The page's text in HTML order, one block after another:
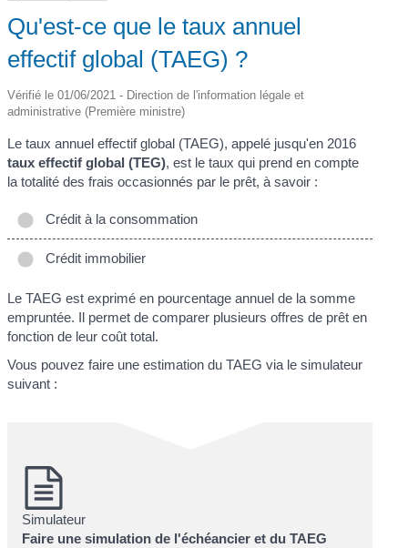
Qu'est-ce que le taux annuel
effectif global (TAEG) ?
Vérifié le 01/06/2021 - Direction de l'information légale et
administrative (Première ministre)
Le taux annuel effectif global (TAEG), appelé jusqu'en 2016
taux effectif global (TEG), est le taux qui prend en compte
la totalité des frais occasionnés par le prêt, à savoir :
Crédit à la consommation
Crédit immobilier
Le TAEG est exprimé en pourcentage annuel de la somme
empruntée. Il permet de comparer plusieurs offres de prêt en
fonction de leur coût total.
Vous pouvez faire une estimation du TAEG via le simulateur
suivant :
Simulateur
Faire une simulation de l'échéancier et du TAEG